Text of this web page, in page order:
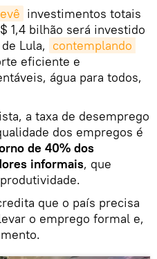
investimentos totais
1,4 bilhão será investido
Lula, contemplando
eficiente e
água para todos,
a taxa de desemprego
dos empregos é
de 40% dos
informais, que
que o país precisa
o emprego formal e,